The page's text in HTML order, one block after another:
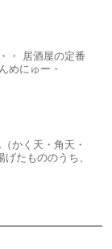
・ 居酒屋の定番
めにゅー・
かく天・角天・
たもののうち、